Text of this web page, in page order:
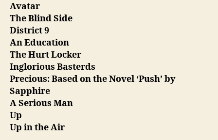
Avatar
The Blind Side
District 9
An Education
The Hurt Locker
Inglorious Basterds
Precious: Based on the Novel ‘Push’ by
Sapphire
A Serious Man
Up
Up in the Air